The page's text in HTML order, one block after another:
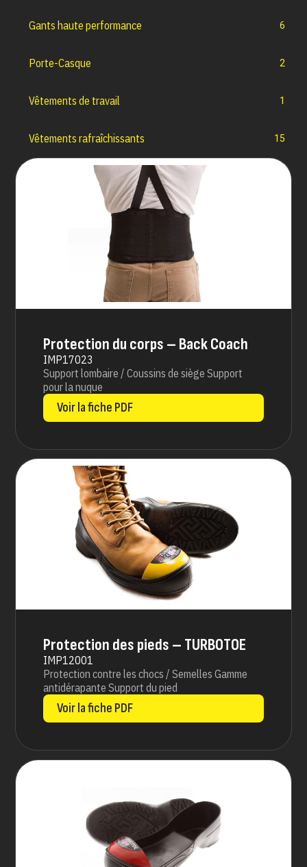
Gants haute performance 6
Porte-Casque 2
Vêtements de travail 1
Vêtements rafraîchissants 15
Protection du corps – Back Coach
IMP17023
Support lombaire / Coussins de siège Support
pour la nuque
Voir la fiche PDF
Protection des pieds – TURBOTOE
IMP12001
Protection contre les chocs / Semelles Gamme
antidérapante Support du pied
Voir la fiche PDF